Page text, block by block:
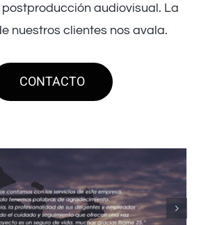
audiovisual. La
nuestros clientes nos avala.
CONTACTO